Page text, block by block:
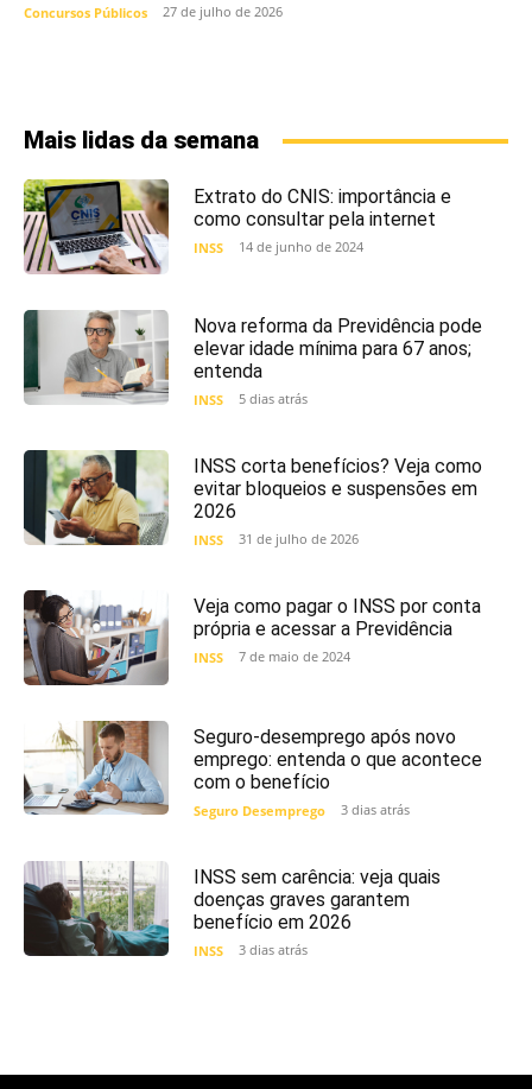
Concursos Públicos 27 de julho de 2026
Mais lidas da semana
Extrato do CNIS: importância e
como consultar pela internet
INSS 14 de junho de 2024
Nova reforma da Previdência pode
elevar idade mínima para 67 anos;
entenda
INSS 5 dias atrás
INSS corta benefícios? Veja como
evitar bloqueios e suspensões em
2026
INSS 31 de julho de 2026
Veja como pagar o INSS por conta
própria e acessar a Previdência
INSS 7 de maio de 2024
Seguro-desemprego após novo
emprego: entenda o que acontece
com o benefício
Seguro Desemprego 3 dias atrás
INSS sem carência: veja quais
doenças graves garantem
benefício em 2026
INSS 3 dias atrás